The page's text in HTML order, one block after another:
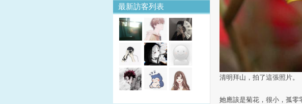
清明拜山，拍了這張照片。
她應該是菊花，很小，孤零
最新訪客列表